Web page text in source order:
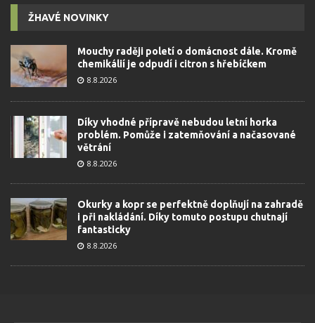
ŽHAVÉ NOVINKY
Mouchy raději poletí o domácnost dále. Kromě
chemikálií je odpudí i citron s hřebíčkem
8.8.2026
Díky vhodné přípravě nebudou letní horka
problém. Pomůže i zatemňování a načasované
větrání
8.8.2026
Okurky a kopr se perfektně doplňují na zahradě
i při nakládání. Díky tomuto postupu chutnají
fantasticky
8.8.2026